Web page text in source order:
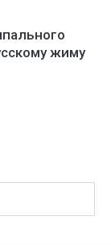
жиму